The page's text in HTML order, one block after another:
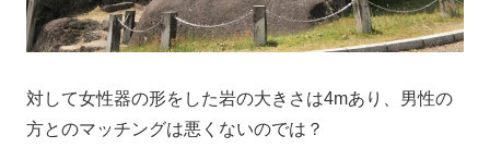
対して女性器の形をした岩の大きさは4mあり、男性の
方とのマッチングは悪くないのでは？